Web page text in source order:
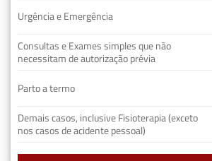
Urgência e Emergência
Consultas e Exames simples que não
necessitam de autorização prévia
Parto a termo
Demais casos, inclusive Fisioterapia (exceto
nos casos de acidente pessoal)